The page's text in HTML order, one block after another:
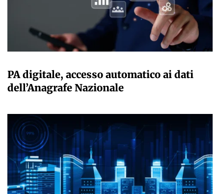
PA digitale, accesso automatico ai dati
dell’Anagrafe Nazionale